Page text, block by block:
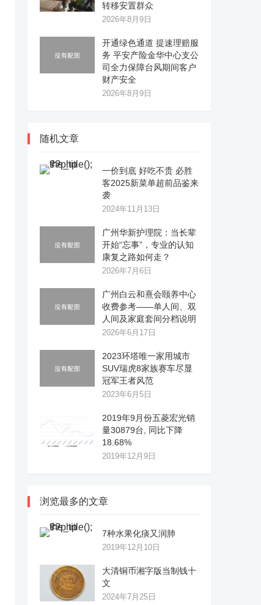
转移安置群众
2026年8月9日
开通绿色通道 提速理赔服
务 平安产险金华中心支公
司全力保障台风期间客户
财产安全
2026年8月9日
随机文章
一价到底 好吃不贵 必胜
客2025新菜单超前品鉴来
袭
2024年11月13日
广州华新护理院：当长辈
开始“忘事”，专业的认知
康复之路如何走？
2026年7月6日
广州白云和熹会颐养中心
收费参考——单人间、双
人间及家庭套间分档说明
2026年6月17日
2023环塔唯一家用城市
SUV瑞虎8家族赛车尽显
冠军王者风范
2023年6月5日
2019年9月份五菱宏光销
量30879台, 同比下降
18.68%
2019年12月9日
浏览最多的文章
7种水果化痰又润肺
2019年12月10日
大清铜币湘字版当制钱十
文
2024年7月25日